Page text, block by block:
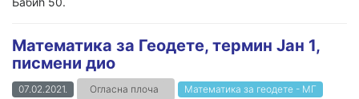
Математика за Геодете, термин Јан 1,
писмени дио
07.02.2021. Огласна плоча Математика за геодете - МГ